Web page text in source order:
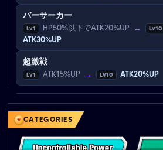
バーサーカー
Lv1 HP50%以下でATK20%UP → Lv10
ATK30%UP
超激戦
Lv1 ATK15%UP → Lv10 ATK20%UP
CATEGORIES